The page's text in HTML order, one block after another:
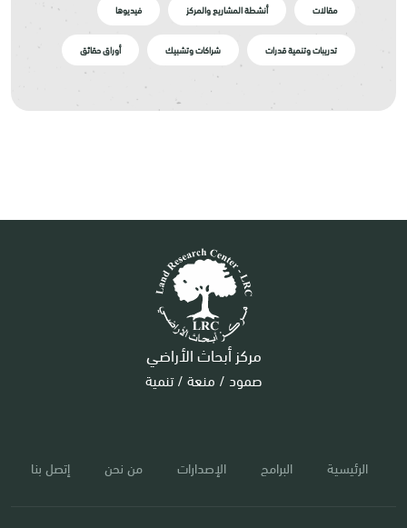
مقالات أنشطة المشاريع والمركز فيديوها
تدريبات وتنمية قدرات شراكات وتشبيك أوراق حقائق
مركز أبحاث الأراضي
صمود / منعة / تنمية
الرئيسية البرامج الإصدارات من نحن إتصل بنا